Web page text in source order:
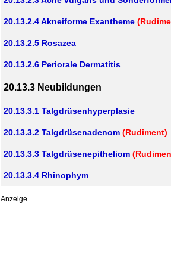
20.13.2.4 Akneiforme Exantheme
20.13.2.5 Rosazea
20.13.2.6 Periorale Dermatitis
20.13.3 Neubildungen
20.13.3.1 Talgdrüsenhyperplasie
20.13.3.2 Talgdrüsenadenom (Rudiment)
20.13.3.3 Talgdrüsenepitheliom
20.13.3.4 Rhinophym
Anzeige